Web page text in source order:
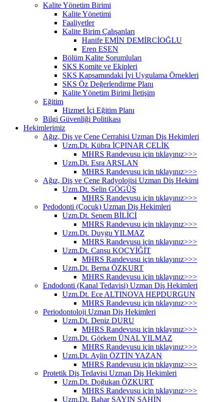
Kalite Yönetim Birimi
Kalite Yönetimi
Faaliyetler
Kalite Birim Çalışanları
Hanife EMİN DEMİRCİOĞLU
Eren ESEN
Bölüm Kalite Sorumluları
SKS Komite ve Ekipleri
SKS Kapsamındaki İyi Uygulama Örnekleri
SKS Öz Değerlendirme Planı
Kalite Yönetim Birimi İletişim
Eğitim
Hizmet İçi Eğitim Planı
Bilgi Güvenliği Politikası
Hekimlerimiz
Ağız, Diş ve Çene Cerrahisi Uzman Diş Hekimleri
Uzm.Dt. Kübra İÇPINAR ÇELİK
MHRS Randevusu için tıklayınız>>>
Uzm.Dt. Esra ARSLAN
MHRS Randevusu için tıklayınız>>>
Ağız, Diş ve Çene Radyolojisi Uzman Diş Hekimi
Uzm.Dt. Selin GÖGÜŞ
MHRS Randevusu için tıklayınız>>>
Pedodonti (Çocuk) Uzman Diş Hekimleri
Uzm.Dt. Senem BİLİCİ
MHRS Randevusu için tıklayınız>>>
Uzm.Dt. Duygu YILMAZ
MHRS Randevusu için tıklayınız>>>
Uzm.Dt. Cansu KOÇYİĞİT
MHRS Randevusu için tıklayınız>>>
Uzm.Dt. Berna ÖZKURT
MHRS Randevusu için tıklayınız>>>
Endodonti (Kanal Tedavisi) Uzman Diş Hekimleri
Uzm.Dt. Ece ALTINOVA HEPDURGUN
MHRS Randevusu için tıklayınız>>>
Periodontoloji Uzman Diş Hekimleri
Uzm.Dt. Deniz DURU
MHRS Randevusu için tıklayınız>>>
Uzm.Dt. Görkem ÜNAL YILMAZ
MHRS Randevusu için tıklayınız>>>
Uzm.Dt. Aylin ÖZTİN YAZAN
MHRS Randevusu için tıklayınız>>>
Protetik Diş Tedavisi Uzman Diş Hekimleri
Uzm.Dt. Doğukan ÖZKURT
MHRS Randevusu için tıklayınız>>>
Uzm.Dt. Bahar SAYIN ŞAHİN